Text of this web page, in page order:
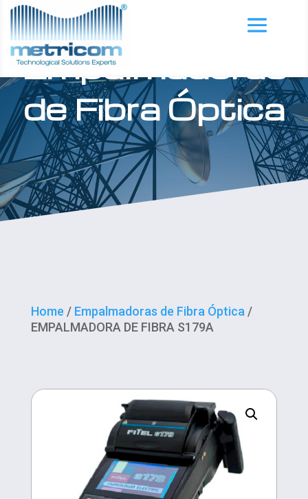
Empalmadoras
de Fibra Óptica
Home / Empalmadoras de Fibra Óptica/
EMPALMADORA DE FIBRA S179A